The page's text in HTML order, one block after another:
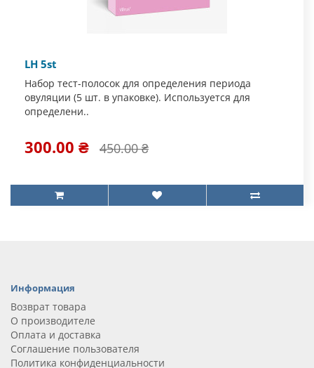
LH 5st
Набор тест-полосок для определения периода
овуляции (5 шт. в упаковке). Используется для
определени..
300.00 ₴ 450.00 ₴
Информация
Возврат товара
О производителе
Оплата и доставка
Соглашение пользователя
Политика конфиденциальности